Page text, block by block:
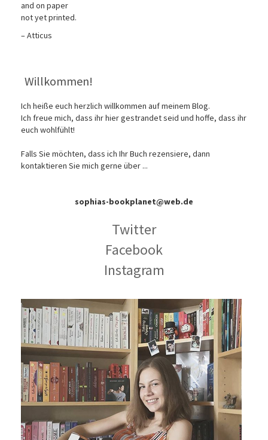
and on paper
not yet printed.
– Atticus
Willkommen!
Ich heiße euch herzlich willkommen auf meinem Blog.
Ich freue mich, dass ihr hier gestrandet seid und hoffe, dass ihr
euch wohlfühlt!
Falls Sie möchten, dass ich Ihr Buch rezensiere, dann
kontaktieren Sie mich gerne über ...
sophias-bookplanet@web.de
Twitter
Facebook
Instagram